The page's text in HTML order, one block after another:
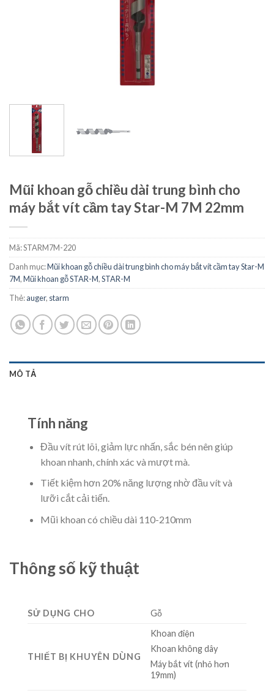
Mũi khoan gỗ chiều dài trung bình cho
máy bắt vít cầm tay Star-M 7M 22mm
Mã:STARM7M-220
Danh mục:Mũi khoan gỗ chiều dài trung bình cho máy bắt vít cầm tay Star-M
7M,Mũi khoan gỗ STAR-M,STAR-M
Thẻ:auger, starm
MÔ TẢ
Tính năng
Đầu vít rút lõi, giảm lực nhấn, sắc bén nên giúp
khoan nhanh, chính xác và mượt mà.
Tiết kiệm hơn 20% năng lượng nhờ đầu vít và
lưỡi cắt cải tiến.
Mũi khoan có chiều dài 110-210mm
Thông số kỹ thuật
SỬ DỤNG CHO Gỗ
THIẾT BỊ KHUYÊN DÙNG
Khoan điện
Khoan không dây
Máy bắt vít (nhỏ hơn
19mm)